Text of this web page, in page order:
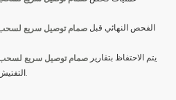
الفحص النهائي قبل
يتم الاحتفاظ بتقارير
التفتيش والصور ومقاطع الفيديو في الملف.